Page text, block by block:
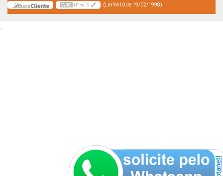
(Lei 9610 de 19/02/1998)